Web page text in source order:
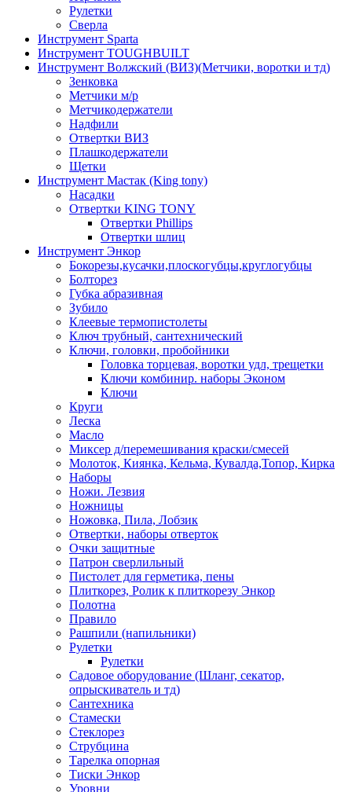
Рулетки
Сверла
Инструмент Sparta
Инструмент TOUGHBUILT
Инструмент Волжский (ВИЗ)(Метчики, воротки и тд)
Зенковка
Метчики м/р
Метчикодержатели
Надфили
Отвертки ВИЗ
Плашкодержатели
Щетки
Инструмент Мастак (King tony)
Насадки
Отвертки KING TONY
Отвертки Phillips
Отвертки шлиц
Инструмент Энкор
Бокорезы,кусачки,плоскогубцы,круглогубцы
Болторез
Губка абразивная
Зубило
Клеевые термопистолеты
Ключ трубный, сантехнический
Ключи, головки, пробойники
Головка торцевая, воротки удл, трещетки
Ключи комбинир. наборы Эконом
Ключи
Круги
Леска
Масло
Миксер д/перемешивания краски/смесей
Молоток, Киянка, Кельма, Кувалда,Топор, Кирка
Наборы
Ножи. Лезвия
Ножницы
Ножовка, Пила, Лобзик
Отвертки, наборы отверток
Очки защитные
Патрон сверлильный
Пистолет для герметика, пены
Плиткорез, Ролик к плиткорезу Энкор
Полотна
Правило
Рашпили (напильники)
Рулетки
Рулетки
Садовое оборудование (Шланг, секатор,
опрыскиватель и тд)
Сантехника
Стамески
Стеклорез
Струбцина
Тарелка опорная
Тиски Энкор
Уровни